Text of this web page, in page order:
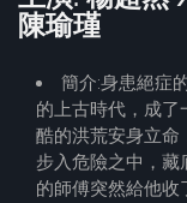
陳瑜瑾
簡介:身患絕症
的上古時代，成
酷的洪荒安身立命
步入危險之中，
的師傅突然給他收